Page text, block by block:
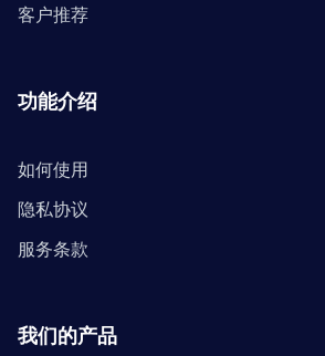
客户推荐
功能介绍
如何使用
隐私协议
服务条款
我们的产品